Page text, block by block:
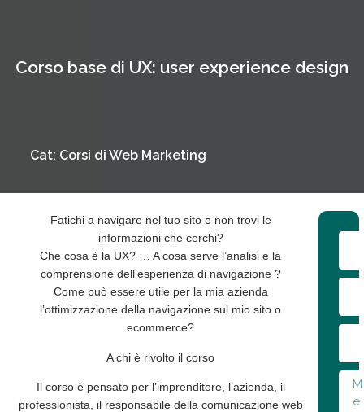
Corso base di UX: user experience design
Cat: Corsi di Web Marketing
Fatichi a navigare nel tuo sito e non trovi le
informazioni che cerchi?
Che cosa è la UX? … A cosa serve l’analisi e la
comprensione dell’esperienza di navigazione ?
Come può essere utile per la mia azienda
l’ottimizzazione della navigazione sul mio sito o
ecommerce?
A chi è rivolto il corso
Il corso è pensato per l’imprenditore, l’azienda, il
professionista, il responsabile della comunicazione web